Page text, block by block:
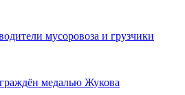
мусоровоза и грузчики
медалью Жукова